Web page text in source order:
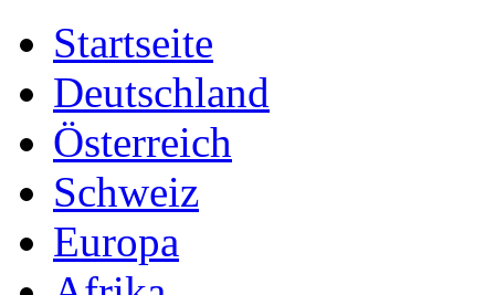
Startseite
Deutschland
Österreich
Schweiz
Europa